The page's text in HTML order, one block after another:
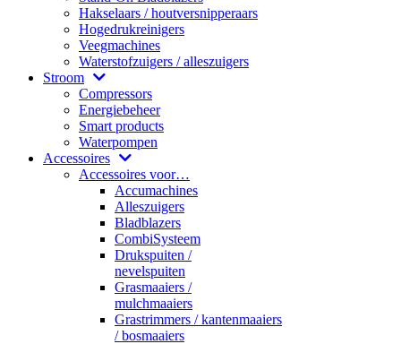
Hakselaars / houtversnipperaars
Hogedrukreinigers
Veegmachines
Waterstofzuigers / alleszuigers
Stroom
Compressors
Energiebeheer
Smart products
Waterpompen
Accessoires
Accessoires voor…
Accumachines
Alleszuigers
Bladblazers
CombiSysteem
Drukspuiten /
nevelspuiten
Grasmaaiers /
mulchmaaiers
Grastrimmers / kantenmaaiers
/ bosmaaiers